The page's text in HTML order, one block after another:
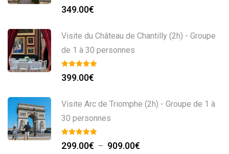
349.00€
Visite du Château de Chantilly (2h) - Groupe
de 1 à 30 personnes
399.00€
Visite Arc de Triomphe (2h) - Groupe de 1 à
30 personnes
299.00€ – 909.00€